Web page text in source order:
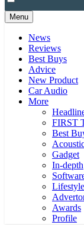
Menu
News
Reviews
Best Buys
Advice
New Product
Car Audio
More
FIRST
Best
Gadget
In-depth
Lifestyle
Awards
Profile